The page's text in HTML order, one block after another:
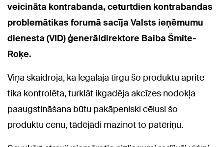
veicināta kontrabanda, ceturtdien kontrabandas
problemātikas forumā sacīja Valsts ieņēmumu
dienesta (VID) ģenerāldirektore Baiba Šmite-
Roķe.
Viņa skaidroja, ka legālajā tirgū šo produktu aprite
tika kontrolēta, turklāt ikgadēja akcīzes nodokļa
paaugstināšana būtu pakāpeniski cēlusi šo
produktu cenu, tādējādi mazinot to patēriņu.